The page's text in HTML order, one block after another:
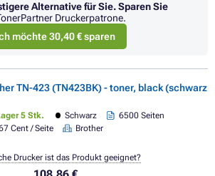
Alternative für Sie.Sparen Sie
Druckerpatrone.
möchte 30,40 € sparen
TN-423 (TN423BK) - toner, black (schwarz
5 Stk. Schwarz
6500 Seiten
Cent / Seite
Brother
Drucker ist das Produkt geeignet?